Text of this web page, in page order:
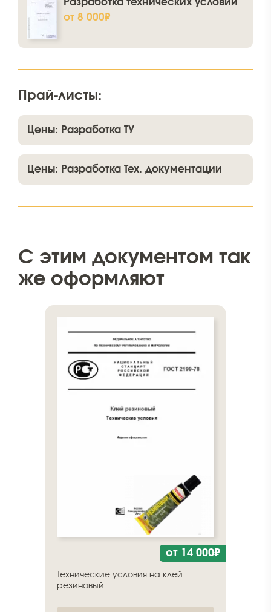
Разработка технических условий
от 8 000₽
Прай-листы:
Цены: Разработка ТУ
Цены: Разработка Тех. документации
C этим документом так
же оформляют
от 14 000₽
Технические условия на клей
резиновый